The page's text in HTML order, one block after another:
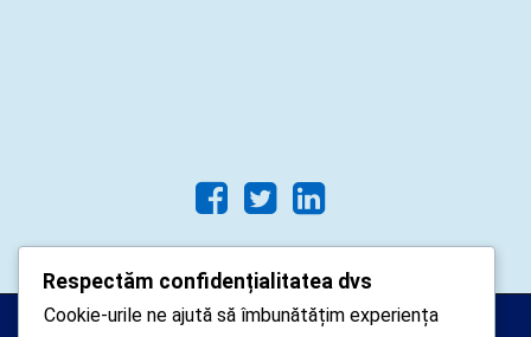
Respectăm confidențialitatea dvs
Cookie-urile ne ajută să îmbunătățim experiența